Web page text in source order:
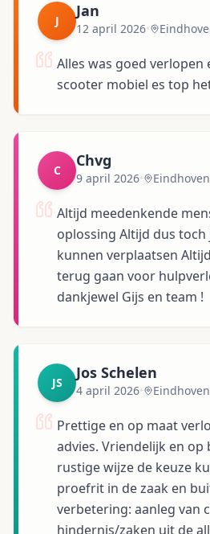
J
Jan
12 april 2026•
Alles was goed verlopen
scooter mobiel es top
C
Chvg
9 april 2026• Eindhoven
Altijd meedenkende
oplossing Altijd dus
kunnen verplaatsen
terug gaan voor
dankjewel Gijs en team !
JS
Jos Schelen
4 april 2026• Eindhoven
Prettige en op maat
advies. Vriendelijk en op
rustige wijze de keuze
proefrit in de zaak en
verbetering: aanleg van
hindernis/zaken uit de